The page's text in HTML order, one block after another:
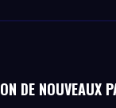
DE NOUVEAUX